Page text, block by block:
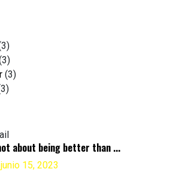
(3)
about being better than ...
junio 15, 2023